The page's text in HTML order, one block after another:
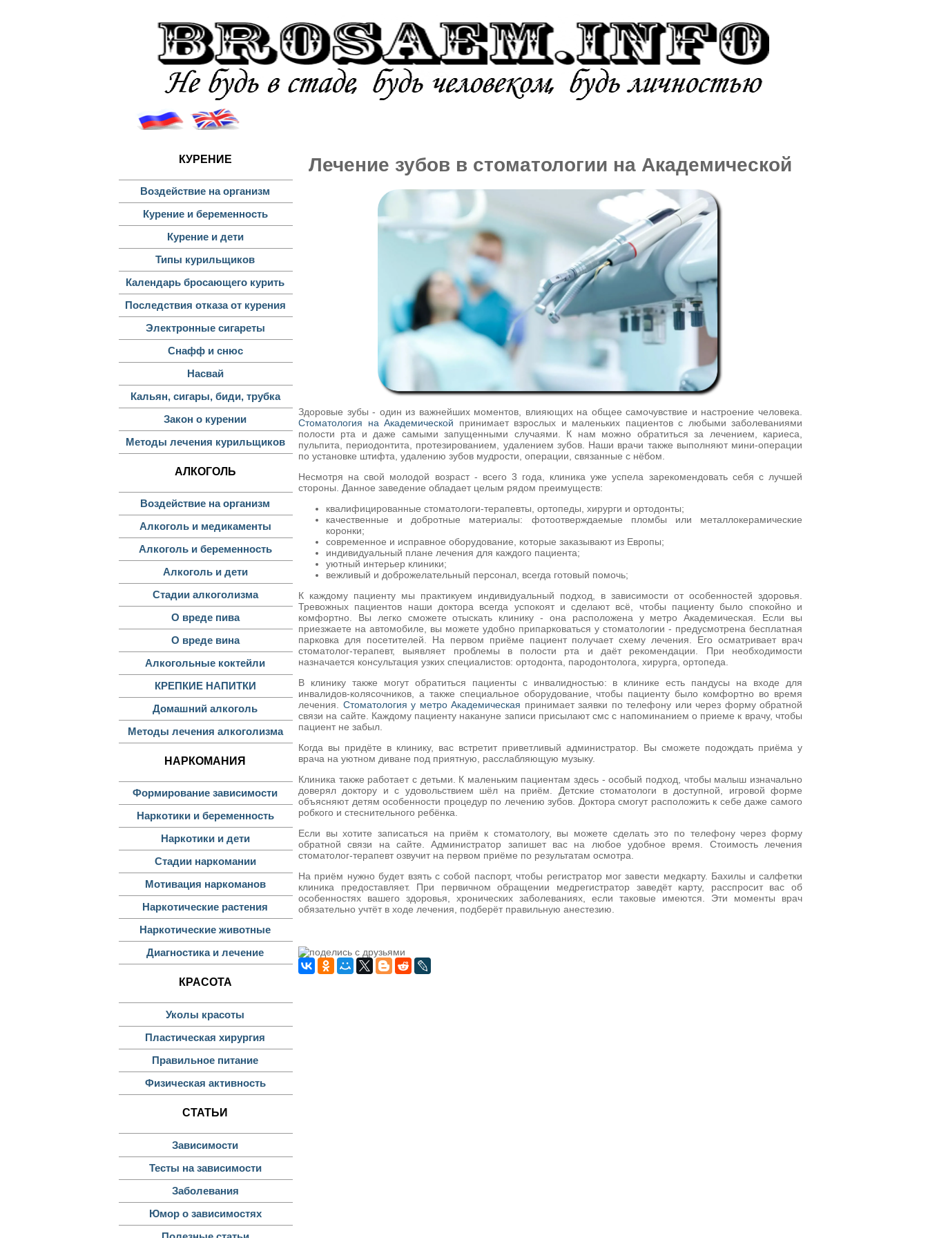
КУРЕНИЕ
Воздействие на организм
Курение и беременность
Курение и дети
Типы курильщиков
Календарь бросающего курить
Последствия отказа от курения
Электронные сигареты
Снафф и снюс
Насвай
Кальян, сигары, биди, трубка
Закон о курении
Методы лечения курильщиков
АЛКОГОЛЬ
Воздействие на организм
Алкоголь и медикаменты
Алкоголь и беременность
Алкоголь и дети
Стадии алкоголизма
О вреде пива
О вреде вина
Алкогольные коктейли
КРЕПКИЕ НАПИТКИ
Домашний алкоголь
Методы лечения алкоголизма
НАРКОМАНИЯ
Формирование зависимости
Наркотики и беременность
Наркотики и дети
Стадии наркомании
Мотивация наркоманов
Наркотические растения
Наркотические животные
Диагностика и лечение
КРАСОТА
Уколы красоты
Пластическая хирургия
Правильное питание
Физическая активность
СТАТЬИ
Зависимости
Тесты на зависимости
Заболевания
Юмор о зависимостях
Лечение зубов в стоматологии на Академической
Здоровые зубы - один из важнейших моментов, влияющих на общее самочувствие и настроение человека.
Стоматология на Академической принимает взрослых и маленьких пациентов с любыми заболеваниями
полости рта и даже самыми запущенными случаями. К нам можно обратиться за лечением, кариеса,
пульпита, периодонтита, протезированием, удалением зубов. Наши врачи также выполняют мини-операции
по установке штифта, удалению зубов мудрости, операции, связанные с нёбом.
Несмотря на свой молодой возраст - всего 3 года, клиника уже успела зарекомендовать себя с лучшей
стороны. Данное заведение обладает целым рядом преимуществ:
квалифицированные стоматологи-терапевты, ортопеды, хирурги и ортодонты;
качественные и добротные материалы: фотоотверждаемые пломбы или металлокерамические
коронки;
современное и исправное оборудование, которые заказывают из Европы;
индивидуальный плане лечения для каждого пациента;
уютный интерьер клиники;
вежливый и доброжелательный персонал, всегда готовый помочь;
К каждому пациенту мы практикуем индивидуальный подход, в зависимости от особенностей здоровья.
Тревожных пациентов наши доктора всегда успокоят и сделают всё, чтобы пациенту было спокойно и
комфортно. Вы легко сможете отыскать клинику - она расположена у метро Академическая. Если вы
приезжаете на автомобиле, вы можете удобно припарковаться у стоматологии - предусмотрена бесплатная
парковка для посетителей. На первом приёме пациент получает схему лечения. Его осматривает врач
стоматолог-терапевт, выявляет проблемы в полости рта и даёт рекомендации. При необходимости
назначается консультация узких специалистов: ортодонта, пародонтолога, хирурга, ортопеда.
В клинику также могут обратиться пациенты с инвалидностью: в клинике есть пандусы на входе для
инвалидов-колясочников, а также специальное оборудование, чтобы пациенту было комфортно во время
лечения. Стоматология у метро Академическая принимает заявки по телефону или через форму обратной
связи на сайте. Каждому пациенту накануне записи присылают смс с напоминанием о приеме к врачу, чтобы
пациент не забыл.
Когда вы придёте в клинику, вас встретит приветливый администратор. Вы сможете подождать приёма у
врача на уютном диване под приятную, расслабляющую музыку.
Клиника также работает с детьми. К маленьким пациентам здесь - особый подход, чтобы малыш изначально
доверял доктору и с удовольствием шёл на приём. Детские стоматологи в доступной, игровой форме
объясняют детям особенности процедур по лечению зубов. Доктора смогут расположить к себе даже самого
робкого и стеснительного ребёнка.
Если вы хотите записаться на приём к стоматологу, вы можете сделать это по телефону через форму
обратной связи на сайте. Администратор запишет вас на любое удобное время. Стоимость лечения
стоматолог-терапевт озвучит на первом приёме по результатам осмотра.
На приём нужно будет взять с собой паспорт, чтобы регистратор мог завести медкарту. Бахилы и салфетки
клиника предоставляет. При первичном обращении медрегистратор заведёт карту, расспросит вас об
особенностях вашего здоровья, хронических заболеваниях, если таковые имеются. Эти моменты врач
обязательно учтёт в ходе лечения, подберёт правильную анестезию.